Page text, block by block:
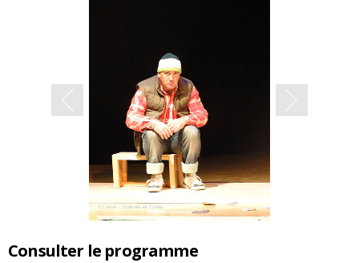
Consulter le programme